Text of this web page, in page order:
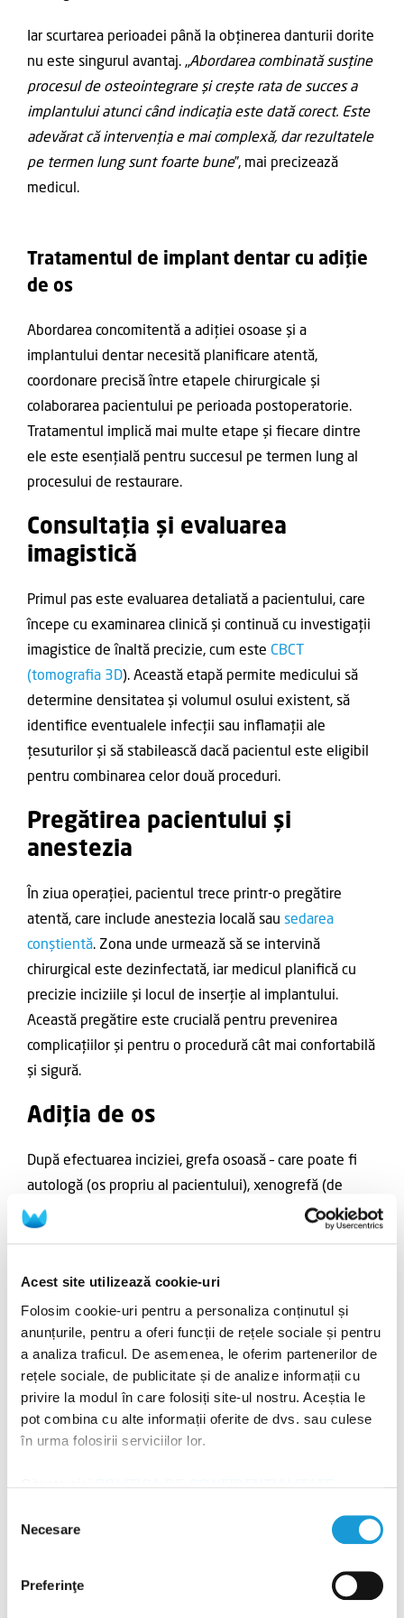
Acest site utilizează cookie-uri
Folosim cookie-uri pentru a personaliza conținutul și
anunțurile, pentru a oferi funcții de rețele sociale și pentru
a analiza traficul. De asemenea, le oferim partenerilor de
rețele sociale, de publicitate și de analize informații cu
privire la modul în care folosiți site-ul nostru. Aceștia le
pot combina cu alte informații oferite de dvs. sau culese
în urma folosirii serviciilor lor.
consimțământului
Necesare
Preferinţe
Iar scurtarea perioadei până la obținerea danturii dorite
nu este singurul avantaj. „Abordarea combinată susține
procesul de osteointegrare și crește rata de succes a
implantului atunci când indicația este dată corect. Este
adevărat că intervenția e mai complexă, darrezultatele
pe termen lung sunt foarte bune”, mai precizează
medicul.
Tratamentul de implant dentar cu adiție
de os
Abordarea concomitentă a adiției osoase și a
implantului dentar necesită planificare atentă,
coordonare precisă între etapele chirurgicale și
colaborarea pacientului pe perioada postoperatorie.
Tratamentul implică mai multe etape și fiecare dintre
ele este esențială pentru succesul pe termen lung al
procesului de restaurare.
Consultația și evaluarea
imagistică
Primul pas este evaluarea detaliată a pacientului, care
începe cu examinarea clinică și continuă cu investigații
imagistice de înaltă precizie, cum este CBCT
(tomografia 3D). Această etapă permite medicului să
determine densitatea și volumul osului existent, să
identifice eventualele infecții sau inflamații ale
țesuturilor și să stabilească dacă pacientul este eligibil
pentru combinarea celor două proceduri.
Pregătirea pacientului și
anestezia
În ziua operației, pacientul trece printr-o pregătire
atentă, care include anestezia locală sau sedarea
conștientă. Zona unde urmează să se intervină
chirurgical este dezinfectată, iar medicul planifică cu
precizie inciziile și locul de inserție al implantului.
Această pregătire este crucială pentru prevenirea
complicațiilor și pentru o procedură cât mai confortabilă
și sigură.
Adiția de os
După efectuarea inciziei, grefa osoasă – care poate fi
autologă (os propriu al pacientului), xenogrefă (de
origine animală) sau aloplastă (sintetică) – este
funcție de amploarea defectului), pentru a preveni
migrarea materialului. Gingia este apoi suturată etanș,
pentru a acoperi complet zona și a proteja grefa,
facilitând astfel stabilitatea volumului osos.
Inserarea implantului dentar
poziționat cu precizie pentru a respecta alinierea
funcție de situație, se poate aplica un bont temporar